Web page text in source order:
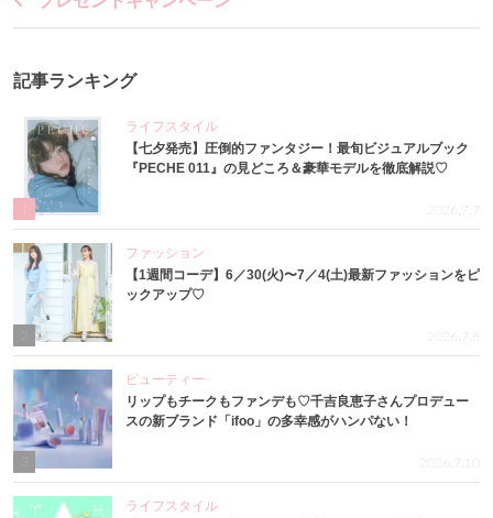
記事ランキング
ライフスタイル
【七夕発売】圧倒的ファンタジー！最旬ビジュアルブック
『PECHE 011』の見どころ＆豪華モデルを徹底解説♡
2026.7.7
ファッション
【1週間コーデ】6／30(火)〜7／4(土)最新ファッションをピ
ックアップ♡
2026.7.8
3
ビューティー
リップもチークもファンデも♡千吉良恵子さんプロデュー
スの新ブランド「ifoo」の多幸感がハンパない！
2026.7.10
ライフスタイル